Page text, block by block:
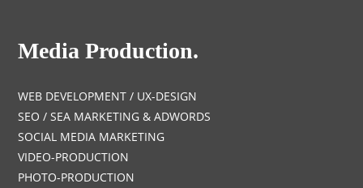
Media Production.
WEB DEVELOPMENT / UX-DESIGN
SEO / SEA MARKETING & ADWORDS
SOCIAL MEDIA MARKETING
VIDEO-PRODUCTION
PHOTO-PRODUCTION